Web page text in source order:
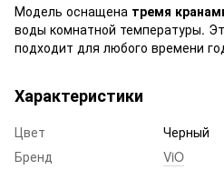
Модель оснащена тремя
воды комнатной температуры.
подходит для любого времени
Характеристики
Цвет
Черный
Бренд
ViO